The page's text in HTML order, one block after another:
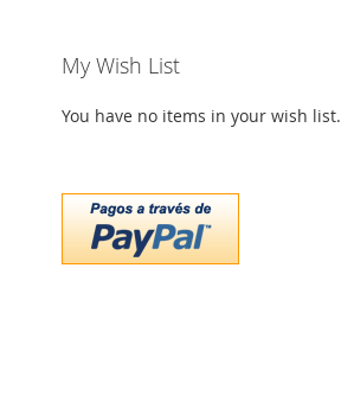
WISH
LIST
TO
COMPARE
LIST
COMPARE
LIST
COMPARE
WISH
LIST
TO
COMPARE
My Wish List
You have no items in your wish list.